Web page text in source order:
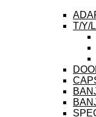
T/Y/